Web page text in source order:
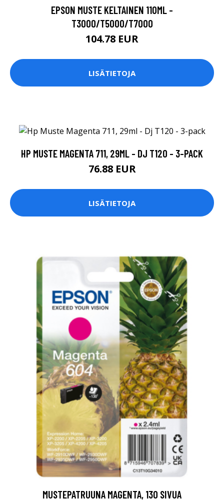
EPSON MUSTE KELTAINEN 110ML -
T3000/T5000/T7000
104.78 EUR
LISÄTIETOJA
HP MUSTE MAGENTA 711, 29ML - DJ T120 - 3-PACK
76.88 EUR
LISÄTIETOJA
MUSTEPATRUUNA MAGENTA, 130 SIVUA